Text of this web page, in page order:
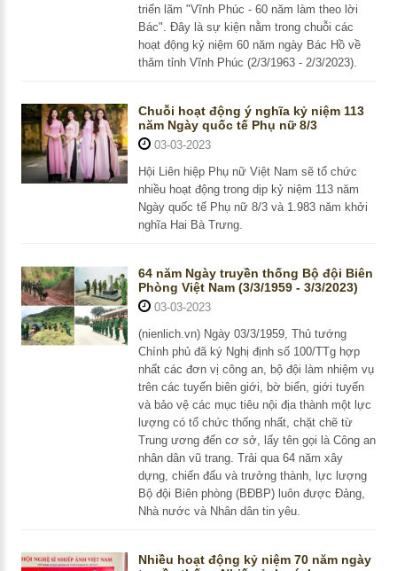
triển lãm "Vĩnh Phúc - 60 năm làm theo lời
Bác". Đây là sự kiện nằm trong chuỗi các
hoạt động kỷ niệm 60 năm ngày Bác Hồ về
thăm tỉnh Vĩnh Phúc (2/3/1963 - 2/3/2023).
Chuỗi hoạt động ý nghĩa kỷ niệm 113
năm Ngày quốc tế Phụ nữ 8/3
03-03-2023
Hội Liên hiệp Phụ nữ Việt Nam sẽ tổ chức
nhiều hoạt động trong dịp kỷ niệm 113 năm
Ngày quốc tế Phụ nữ 8/3 và 1.983 năm khởi
nghĩa Hai Bà Trưng.
64 năm Ngày truyền thống Bộ đội Biên
Phòng Việt Nam (3/3/1959 - 3/3/2023)
03-03-2023
(nienlich.vn) Ngày 03/3/1959, Thủ tướng
Chính phủ đã ký Nghị định số 100/TTg hợp
nhất các đơn vị công an, bộ đội làm nhiệm vụ
trên các tuyến biên giới, bờ biển, giới tuyến
và bảo vệ các mục tiêu nội địa thành một lực
lượng có tổ chức thống nhất, chặt chẽ từ
Trung ương đến cơ sở, lấy tên gọi là Công an
nhân dân vũ trang. Trải qua 64 năm xây
dựng, chiến đấu và trưởng thành, lực lượng
Bộ đội Biên phòng (BĐBP) luôn được Đảng,
Nhà nước và Nhân dân tin yêu.
Nhiều hoạt động kỷ niệm 70 năm ngày